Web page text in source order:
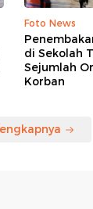
Foto News
di Sekolah
Sejumlah
Korban